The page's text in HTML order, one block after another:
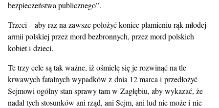
bezpieczeństwa publicznego”.
Trzeci – aby raz na zawsze położyć koniec plamieniu rąk młodej
armii polskiej przez mord bezbronnych, przez mord polskich
kobiet i dzieci.
Te trzy cele są tak ważne, iż ośmielę się je rozwinąć na tle
krwawych fatalnych wypadków z dnia 12 marca i przedłożyć
Sejmowi ogólny stan sprawy tam w Zagłębiu, aby wykazać, że
nadal tych stosunków ani rząd, ani Sejm, ani lud nie może i nie